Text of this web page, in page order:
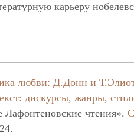
карьеру
любви: Д.Донн и
дискурсы, жанры,
Лафонтеновские чтения».